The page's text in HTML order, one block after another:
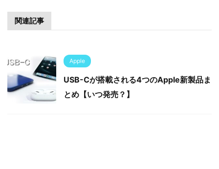
関連記事
Apple
USB-Cが搭載される4つのApple新製品ま
とめ【いつ発売？】